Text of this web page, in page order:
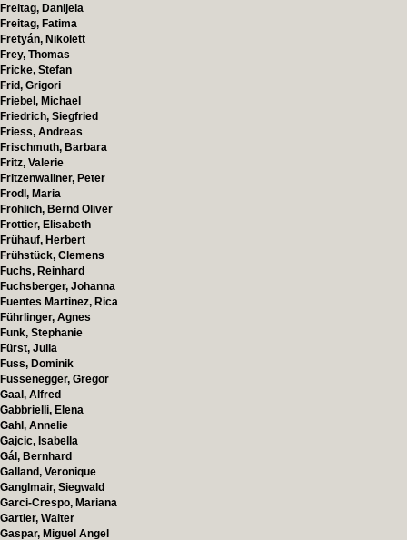
Freitag, Danijela
Freitag, Fatima
Fretyán, Nikolett
Frey, Thomas
Fricke, Stefan
Frid, Grigori
Friebel, Michael
Friedrich, Siegfried
Friess, Andreas
Frischmuth, Barbara
Fritz, Valerie
Fritzenwallner, Peter
Frodl, Maria
Fröhlich, Bernd Oliver
Frottier, Elisabeth
Frühauf, Herbert
Frühstück, Clemens
Fuchs, Reinhard
Fuchsberger, Johanna
Fuentes Martinez, Rica
Führlinger, Agnes
Funk, Stephanie
Fürst, Julia
Fuss, Dominik
Fussenegger, Gregor
Gaal, Alfred
Gabbrielli, Elena
Gahl, Annelie
Gajcic, Isabella
Gál, Bernhard
Galland, Veronique
Ganglmair, Siegwald
Garci-Crespo, Mariana
Gartler, Walter
Gaspar, Miguel Angel